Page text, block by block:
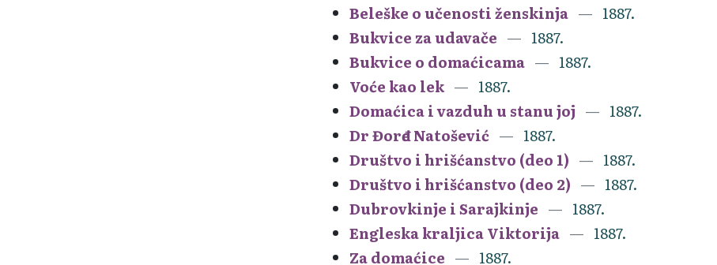
Beleške o učenosti ženskinja
1887.
Bukvice za udavače
1887.
Bukvice o domaćicama
1887.
Voće kao lek
1887.
Domaćica i vazduh u stanu joj
1887.
Dr Đorđe Natošević
1887.
Društvo i hrišćanstvo (deo 1)
1887.
Društvo i hrišćanstvo (deo 2)
1887.
Dubrovkinje i Sarajkinje
1887.
Engleska kraljica Viktorija
1887.
Za domaćice
1887.